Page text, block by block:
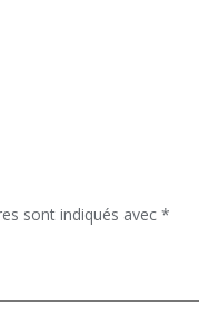
sont indiqués avec *